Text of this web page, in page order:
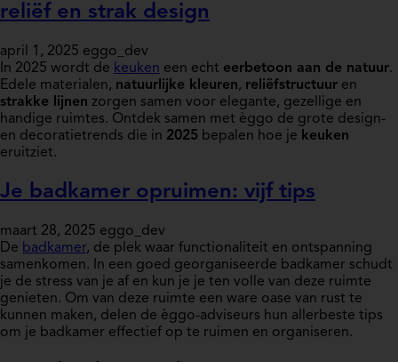
reliëf en strak design
april 1, 2025 eggo_dev
In 2025 wordt de keuken een echt eerbetoon aan de natuur.
Edele materialen, natuurlijke kleuren, reliëfstructuur en
strakke lijnen zorgen samen voor elegante, gezellige en
handige ruimtes. Ontdek samen met èggo de grote design-
en decoratietrends die in 2025 bepalen hoe je keuken
eruitziet.
Je badkamer opruimen: vijf tips
maart 28, 2025 eggo_dev
De badkamer, de plek waar functionaliteit en ontspanning
samenkomen. In een goed georganiseerde badkamer schudt
je de stress van je af en kun je je ten volle van deze ruimte
genieten. Om van deze ruimte een ware oase van rust te
kunnen maken, delen de èggo-adviseurs hun allerbeste tips
om je badkamer effectief op te ruimen en organiseren.